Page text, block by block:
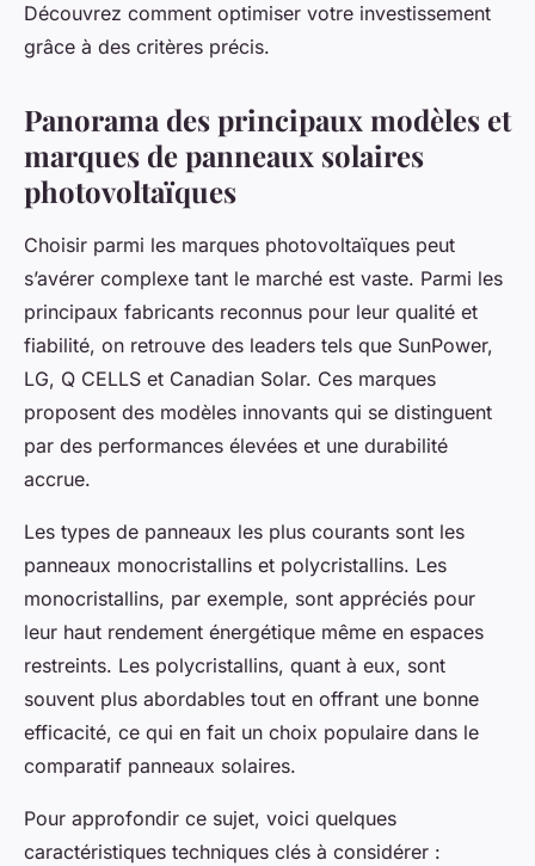
Découvrez comment optimiser votre investissement
grâce à des critères précis.
Panorama des principaux modèles et
marques de panneaux solaires
photovoltaïques
Choisir parmi les marques photovoltaïques peut
s’avérer complexe tant le marché est vaste. Parmi les
principaux fabricants reconnus pour leur qualité et
fiabilité, on retrouve des leaders tels que SunPower,
LG, Q CELLS et Canadian Solar. Ces marques
proposent des modèles innovants qui se distinguent
par des performances élevées et une durabilité
accrue.
Les types de panneaux les plus courants sont les
panneaux monocristallins et polycristallins. Les
monocristallins, par exemple, sont appréciés pour
leur haut rendement énergétique même en espaces
restreints. Les polycristallins, quant à eux, sont
souvent plus abordables tout en offrant une bonne
efficacité, ce qui en fait un choix populaire dans le
comparatif panneaux solaires.
Pour approfondir ce sujet, voici quelques
caractéristiques techniques clés à considérer :